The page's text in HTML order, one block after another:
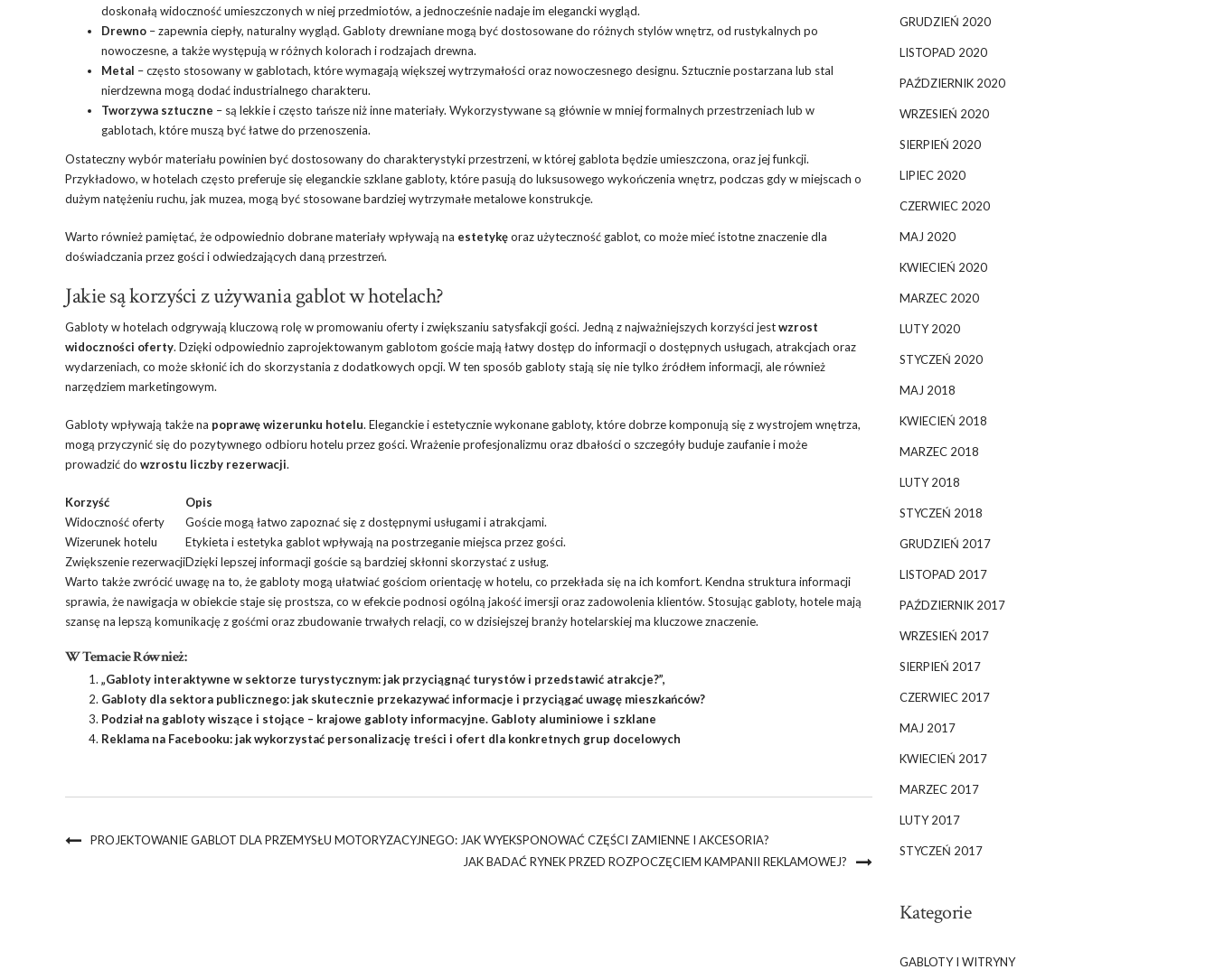
doskonałą widoczność umieszczonych w niej przedmiotów, a jednocześnie nadaje im elegancki wygląd.
Drewno – zapewnia ciepły, naturalny wygląd. Gabloty drewniane mogą być dostosowane do różnych stylów wnętrz, od rustykalnych po
nowoczesne, a także występują w różnych kolorach i rodzajach drewna.
Metal – często stosowany w gablotach, które wymagają większej wytrzymałości oraz nowoczesnego designu. Sztucznie postarzana lub stal
nierdzewna mogą dodać industrialnego charakteru.
Tworzywa sztuczne – są lekkie i często tańsze niż inne materiały. Wykorzystywane są głównie w mniej formalnych przestrzeniach lub w
gablotach, które muszą być łatwe do przenoszenia.
Ostateczny wybór materiału powinien być dostosowany do charakterystyki przestrzeni, w której gablota będzie umieszczona, oraz jej funkcji.
Przykładowo, w hotelach często preferuje się eleganckie szklane gabloty, które pasują do luksusowego wykończenia wnętrz, podczas gdy w miejscach o
dużym natężeniu ruchu, jak muzea, mogą być stosowane bardziej wytrzymałe metalowe konstrukcje.
Warto również pamiętać, że odpowiednio dobrane materiały wpływają na estetykęoraz użyteczność gablot, co może mieć istotne znaczenie dla
doświadczania przez gości i odwiedzających daną przestrzeń.
Jakie są korzyści z używania gablot w hotelach?
Gabloty w hotelach odgrywają kluczową rolę w promowaniu oferty i zwiększaniu satysfakcji gości. Jedną z najważniejszych korzyści jestwzrost
widoczności oferty. Dzięki odpowiednio zaprojektowanym gablotom goście mają łatwy dostęp do informacji o dostępnych usługach, atrakcjach oraz
wydarzeniach, co może skłonić ich do skorzystania z dodatkowych opcji. W ten sposób gabloty stają się nie tylko źródłem informacji, ale również
narzędziem marketingowym.
Gabloty wpływają także na poprawę wizerunku hotelu. Eleganckie i estetycznie wykonane gabloty, które dobrze komponują się z wystrojem wnętrza,
mogą przyczynić się do pozytywnego odbioru hotelu przez gości. Wrażenie profesjonalizmu oraz dbałości o szczegóły buduje zaufanie i może
prowadzić do wzrostu liczby rezerwacji.
Korzyść
Opis
Widoczność oferty
Goście mogą łatwo zapoznać się z dostępnymi usługami i atrakcjami.
Wizerunek hotelu
Etykieta i estetyka gablot wpływają na postrzeganie miejsca przez gości.
Zwiększenie rezerwacjiDzięki lepszej informacji goście są bardziej skłonni skorzystać z usług.
Warto także zwrócić uwagę na to, że gabloty mogą ułatwiać gościom orientację w hotelu, co przekłada się na ich komfort. Kendna struktura informacji
sprawia, że nawigacja w obiekcie staje się prostsza, co w efekcie podnosi ogólną jakość imersji oraz zadowolenia klientów. Stosując gabloty, hotele mają
szansę na lepszą komunikację z gośćmi oraz zbudowanie trwałych relacji, co w dzisiejszej branży hotelarskiej ma kluczowe znaczenie.
W Temacie Również:
„Gabloty interaktywne w sektorze turystycznym: jak przyciągnąć turystów i przedstawić atrakcje?”,
Gabloty dla sektora publicznego: jak skutecznie przekazywać informacje i przyciągać uwagę mieszkańców?
Podział na gabloty wiszące i stojące – krajowe gabloty informacyjne. Gabloty aluminiowe i szklane
Reklama na Facebooku: jak wykorzystać personalizację treści i ofert dla konkretnych grup docelowych
PROJEKTOWANIE GABLOT DLA PRZEMYSŁU MOTORYZACYJNEGO: JAK WYEKSPONOWAĆ CZĘŚCI ZAMIENNE I AKCESORIA?
JAK BADAĆ RYNEK PRZED ROZPOCZĘCIEM KAMPANII REKLAMOWEJ?
GRUDZIEŃ 2020
LISTOPAD 2020
PAŹDZIERNIK 2020
WRZESIEŃ 2020
SIERPIEŃ 2020
LIPIEC 2020
CZERWIEC 2020
MAJ 2020
KWIECIEŃ 2020
MARZEC 2020
LUTY 2020
STYCZEŃ 2020
MAJ 2018
KWIECIEŃ 2018
MARZEC 2018
LUTY 2018
STYCZEŃ 2018
GRUDZIEŃ 2017
LISTOPAD 2017
PAŹDZIERNIK 2017
WRZESIEŃ 2017
SIERPIEŃ 2017
CZERWIEC 2017
MAJ 2017
KWIECIEŃ 2017
MARZEC 2017
LUTY 2017
STYCZEŃ 2017
Kategorie
GABLOTY I WITRYNY